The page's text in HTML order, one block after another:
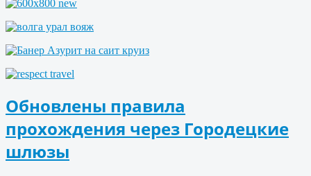
Обновлены правила
прохождения через Городецкие
шлюзы